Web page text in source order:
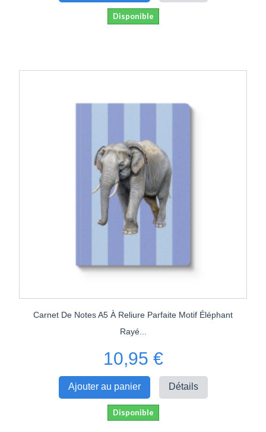
Disponible
Carnet De Notes A5 À Reliure Parfaite Motif Éléphant
Rayé...
10,95 €
Ajouter au panier Détails
Disponible